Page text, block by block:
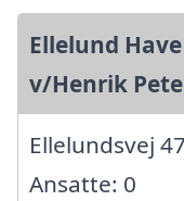
Ellelund
v/Henrik
Ellelundsvej
Ansatte: 0